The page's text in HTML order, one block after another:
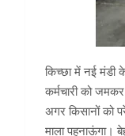
किच्छा में नई मंडी
कर्मचारी को
अगर किसानों को
माला पहनाऊंगा।